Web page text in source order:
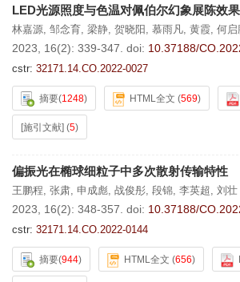
LED光源照度与色温对佩伯尔幻象展陈效
林嘉源, 邹念育, 梁静, 贺晓阳 , 慕雨凡, 黄霞, 何启
2023, 16(2): 339-347. doi: 10.37188/
cstr: 32171.14.CO.2022-0027
摘要(1248) HTML全文 (569)
[施引文献] (5)
偏振光在椭球细粒子中多次散射传输特性
王鹏程, 张肃, 申成彪, 战俊彤, 段锦, 李英超, 刘壮
2023, 16(2): 348-357. doi: 10.37188/
cstr: 32171.14.CO.2022-0144
摘要(944) HTML全文 (656)